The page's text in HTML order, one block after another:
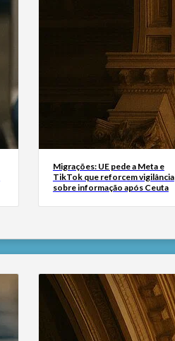
Migrações: UE pede a Meta e
TikTok que reforcem vigilância
sobre informação após Ceuta